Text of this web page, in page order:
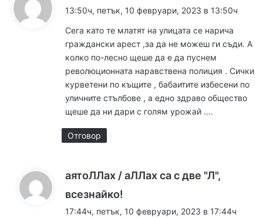
а
:
13:50ч, петък, 10 февруари, 2023 в 13:50ч
Сега като те млатят на улицата се нарича
граждански арест ,за да не можеш ги съди. А
колко по-лесно щеше да е да пуснем
революционната наравствена полиция . Сички
курветени по къщите , бабаитите избесени по
уличните стълбове , а едно здраво общество
щеше да ни дари с голям урожай ….
Отговор
аятоЛЛах / аЛЛах са с две "Л",
всезнайко!
а
17:44ч, петък, 10 февруари, 2023 в 17:44ч